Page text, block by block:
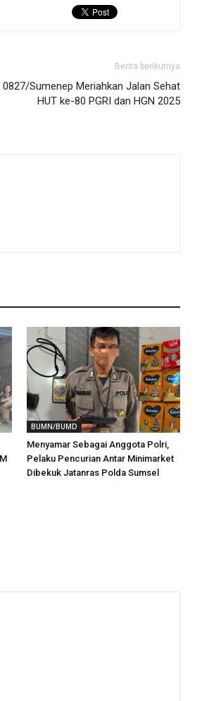
Berita berikutnya
0827/Sumenep Meriahkan Jalan Sehat
HUT ke-80 PGRI dan HGN 2025
BUMN/BUMD
Menyamar Sebagai Anggota Polri,
Pelaku Pencurian Antar Minimarket
Dibekuk Jatanras Polda Sumsel